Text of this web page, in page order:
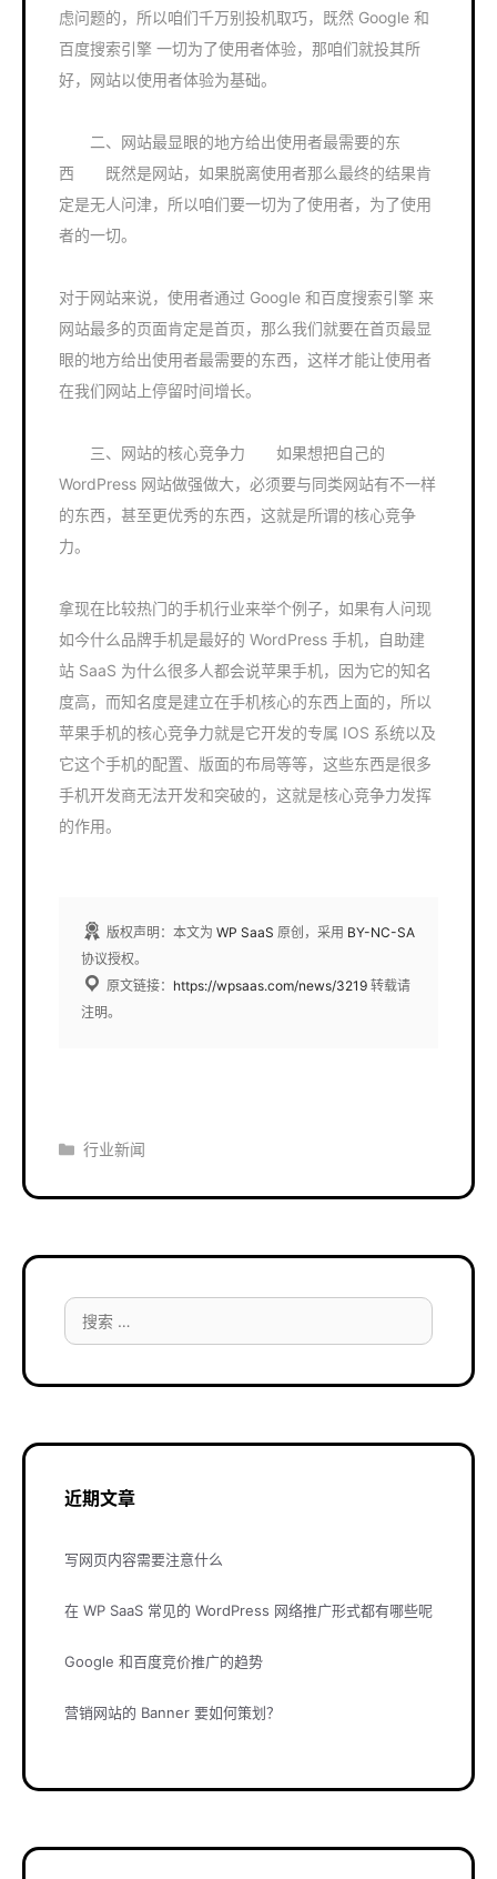
虑问题的，所以咱们千万别投机取巧，既然 Google 和
百度搜索引擎 一切为了使用者体验，那咱们就投其所
好，网站以使用者体验为基础。
二、网站最显眼的地方给出使用者最需要的东
西 既然是网站，如果脱离使用者那么最终的结果肯
定是无人问津，所以咱们要一切为了使用者，为了使用
者的一切。
对于网站来说，使用者通过 Google 和百度搜索引擎 来
网站最多的页面肯定是首页，那么我们就要在首页最显
眼的地方给出使用者最需要的东西，这样才能让使用者
在我们网站上停留时间增长。
三、网站的核心竞争力 如果想把自己的
WordPress 网站做强做大，必须要与同类网站有不一样
的东西，甚至更优秀的东西，这就是所谓的核心竞争
力。
拿现在比较热门的手机行业来举个例子，如果有人问现
如今什么品牌手机是最好的 WordPress 手机，自助建
站 SaaS 为什么很多人都会说苹果手机，因为它的知名
度高，而知名度是建立在手机核心的东西上面的，所以
苹果手机的核心竞争力就是它开发的专属 IOS 系统以及
它这个手机的配置、版面的布局等等，这些东西是很多
手机开发商无法开发和突破的，这就是核心竞争力发挥
的作用。
版权声明：本文为 WP SaaS 原创，采用 BY-NC-SA
协议授权。
原文链接： https://wpsaas.com/news/3219 转载请
注明。
分
行业新闻
搜
索：
近期文章
写网页内容需要注意什么
在 WP SaaS 常见的 WordPress 网络推广形式都有哪些呢
Google 和百度竞价推广的趋势
营销网站的 Banner 要如何策划？